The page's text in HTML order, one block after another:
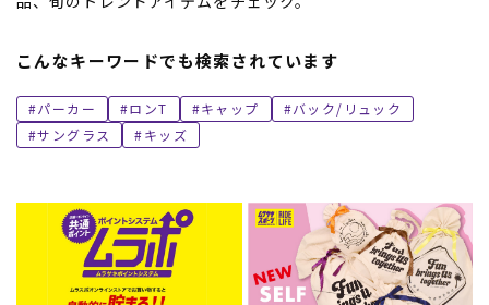
こんなキーワードでも検索されています
パーカー ロンT キャップ
バック/リュック
サングラス
キッズ